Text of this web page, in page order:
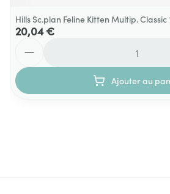
Hills Sc.plan Feline Kitten Multip. Classic
20,04 €
Ajouter au